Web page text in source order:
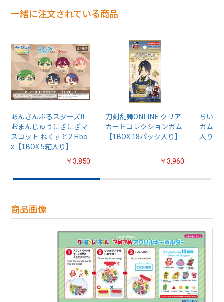
一緒に注文されている商品
あんさんぶるスターズ!!
おまんじゅうにぎにぎマ
スコット ねくすと2 Hbo
x【1BOX 5箱入り】
￥3,850
刀剣乱舞ONLINE クリア
カードコレクションガム
【1BOX 18パック入り】
￥3,960
ちいか
ガム4
入り】
商品画像